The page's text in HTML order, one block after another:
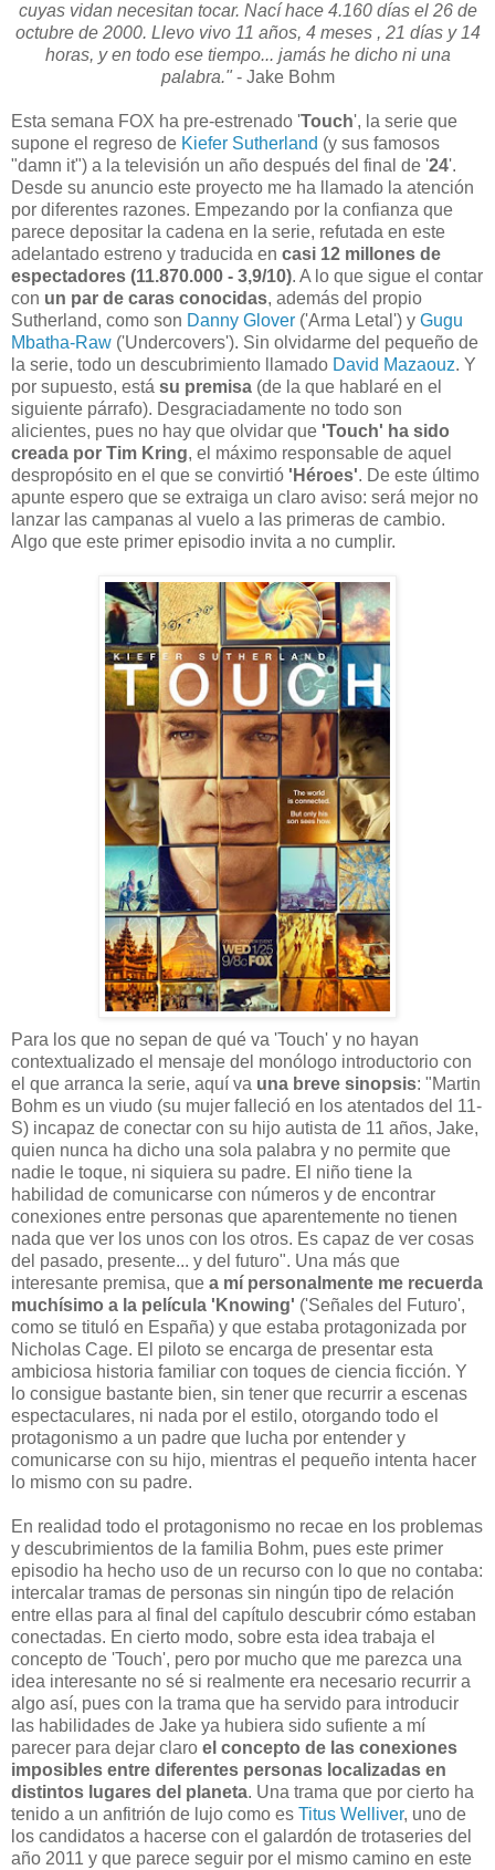
cuyas vidan necesitan tocar. Nací hace 4.160 días el 26 de
octubre de 2000. Llevo vivo 11 años, 4 meses , 21 días y 14
horas, y en todo ese tiempo... jamás he dicho ni una
palabra."- Jake Bohm
Esta semana FOX ha pre-estrenado 'Touch', la serie que
supone el regreso de Kiefer Sutherland (y sus famosos
"damn it") a la televisión un año después del final de '24'.
Desde su anuncio este proyecto me ha llamado la atención
por diferentes razones. Empezando por la confianza que
parece depositar la cadena en la serie, refutada en este
adelantado estreno y traducida en casi 12 millones de
espectadores (11.870.000 - 3,9/10). A lo que sigue el contar
con un par de caras conocidas, además del propio
Sutherland, como son Danny Glover ('Arma Letal') y Gugu
Mbatha-Raw ('Undercovers'). Sin olvidarme del pequeño de
la serie, todo un descubrimiento llamado David Mazaouz. Y
por supuesto, está su premisa (de la que hablaré en el
siguiente párrafo). Desgraciadamente no todo son
alicientes, pues no hay que olvidar que 'Touch' ha sido
creada por Tim Kring, el máximo responsable de aquel
despropósito en el que se convirtió 'Héroes'. De este último
apunte espero que se extraiga un claro aviso: será mejor no
lanzar las campanas al vuelo a las primeras de cambio.
Algo que este primer episodio invita a no cumplir.
Para los que no sepan de qué va 'Touch' y no hayan
contextualizado el mensaje del monólogo introductorio con
el que arranca la serie, aquí va una breve sinopsis: "Martin
Bohm es un viudo (su mujer falleció en los atentados del 11-
S) incapaz de conectar con su hijo autista de 11 años, Jake,
quien nunca ha dicho una sola palabra y no permite que
nadie le toque, ni siquiera su padre. El niño tiene la
habilidad de comunicarse con números y de encontrar
conexiones entre personas que aparentemente no tienen
nada que ver los unos con los otros. Es capaz de ver cosas
del pasado, presente... y del futuro". Una más que
interesante premisa, que a mí personalmente me recuerda
muchísimo a la película 'Knowing' ('Señales del Futuro',
como se tituló en España) y que estaba protagonizada por
Nicholas Cage. El piloto se encarga de presentar esta
ambiciosa historia familiar con toques de ciencia ficción. Y
lo consigue bastante bien, sin tener que recurrir a escenas
espectaculares, ni nada por el estilo, otorgando todo el
protagonismo a un padre que lucha por entender y
comunicarse con su hijo, mientras el pequeño intenta hacer
lo mismo con su padre.
En realidad todo el protagonismo no recae en los problemas
y descubrimientos de la familia Bohm, pues este primer
episodio ha hecho uso de un recurso con lo que no contaba:
intercalar tramas de personas sin ningún tipo de relación
entre ellas para al final del capítulo descubrir cómo estaban
conectadas. En cierto modo, sobre esta idea trabaja el
concepto de 'Touch', pero por mucho que me parezca una
idea interesante no sé si realmente era necesario recurrir a
algo así, pues con la trama que ha servido para introducir
las habilidades de Jake ya hubiera sido sufiente a mí
parecer para dejar claro el concepto de las conexiones
imposibles entre diferentes personas localizadas en
distintos lugares del planeta. Una trama que por cierto ha
tenido a un anfitrión de lujo como es Titus Welliver, uno de
los candidatos a hacerse con el galardón de trotaseries del
año 2011 y que parece seguir por el mismo camino en este